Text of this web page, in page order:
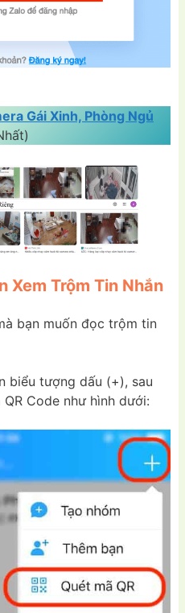
Gái Xinh, Phòng Ngủ
Xem Trộm Tin Nhắn
bạn muốn đọc trộm tin
biểu tượng dấu (+), sau
Code như hình dưới: